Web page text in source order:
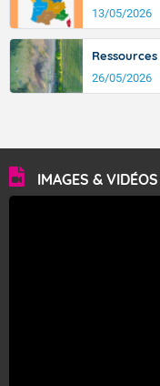
13/05/2026
26/05/2026
IMAGES & VIDÉOS